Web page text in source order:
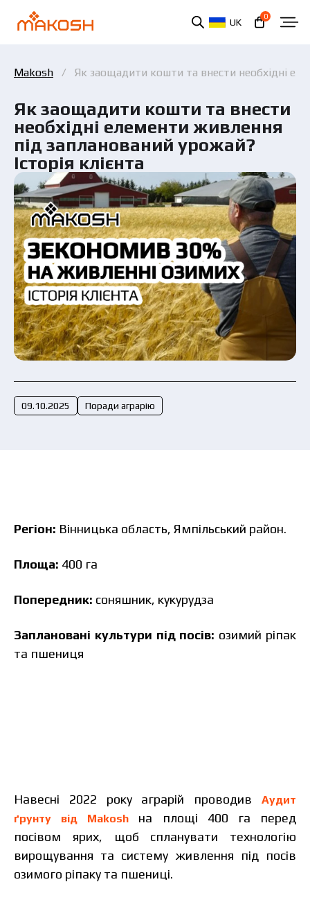
UK
0
Makosh Як заощадити кошти та внести необхідні
Як заощадити кошти та внести
необхідні елементи живлення
під запланований урожай?
Історія клієнта
09.10.2025 Поради аграрію
Регіон: Вінницька область, Ямпільський район.
Площа: 400 га
Попередник: соняшник, кукурудза
Заплановані культури під посів: озимий ріпак
та пшениця
Навесні 2022 року аграрій проводив Аудит
ґрунту від Makosh на площі 400 га перед
посівом ярих, щоб спланувати технологію
вирощування та систему живлення під посів
озимого ріпаку та пшениці.
Ви ознайомилися та погоджуєтеся з політикою
захисту персональних даних.
Подати заявку зараз